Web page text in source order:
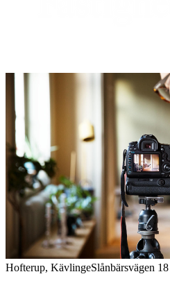
Hofterup, KävlingeSlånbärsvägen 18